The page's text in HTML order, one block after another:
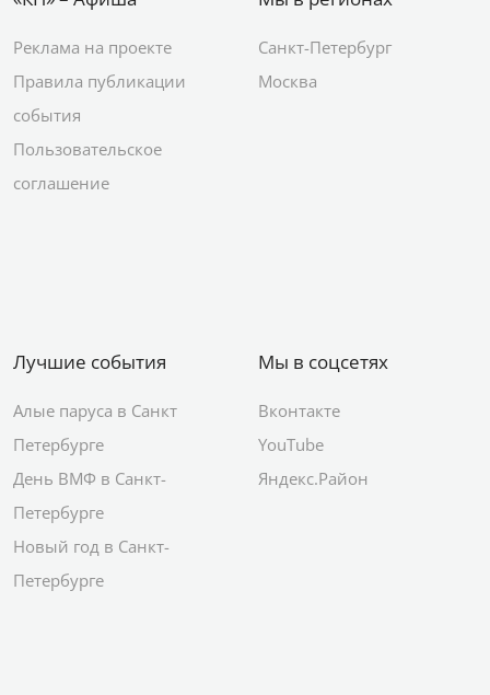
Реклама на проекте
Правила публикации
события
Пользовательское
соглашение
Санкт-Петербург
Москва
Лучшие события
Алые паруса в Санкт
Петербурге
День ВМФ в Санкт-
Петербурге
Новый год в Санкт-
Петербурге
Мы в соцсетях
Вконтакте
YouTube
Яндекс.Район